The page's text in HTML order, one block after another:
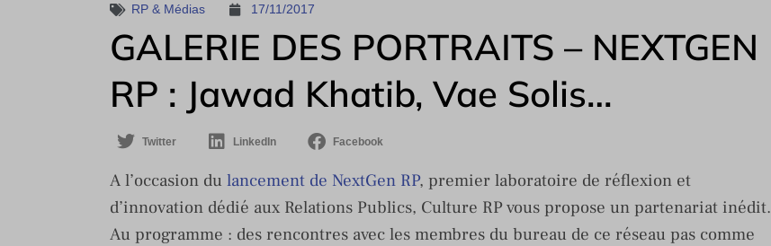
RP & Médias 17/11/2017
GALERIE DES PORTRAITS – NEXTGEN
RP : Jawad Khatib, Vae Solis…
Twitter LinkedIn Facebook
A l’occasion du lancement de NextGen RP, premier laboratoire de réflexion et
d’innovation dédié aux Relations Publics, Culture RP vous propose un partenariat inédit.
Au programme : des rencontres avec les membres du bureau de ce réseau pas comme